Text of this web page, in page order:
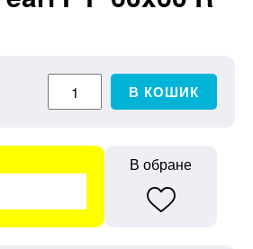
В КОШИК
В обране